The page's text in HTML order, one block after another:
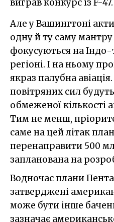
виграв конкурс із F-47.
Але у Вашингтоні
одну й ту саму
фокусуються на
регіоні. І на ньому
якраз палубна
повітряних сил
обмеженої кількості
Тим не менш,
саме на цей літак
перенаправити 500
запланована на
Водночас плани
затверджені
може бути інше
зазначає